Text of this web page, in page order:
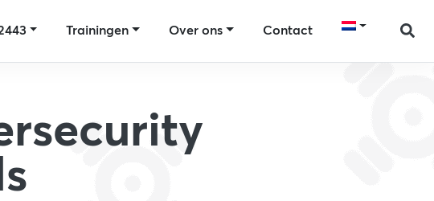
Trainingen Over ons Contact